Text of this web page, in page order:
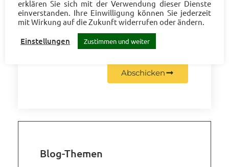
Abschicken
Blog-The­men
erklären Sie sich mit der Verwendung dieser Dienste
einverstanden. Ihre Einwilligung können Sie jederzeit
mit Wirkung auf die Zukunft widerrufen oder ändern.
Einstellungen Zustimmen und weiter